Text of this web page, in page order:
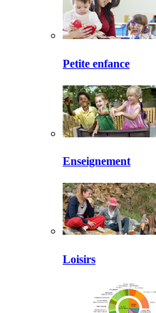
Petite enfance
Enseignement
Loisirs